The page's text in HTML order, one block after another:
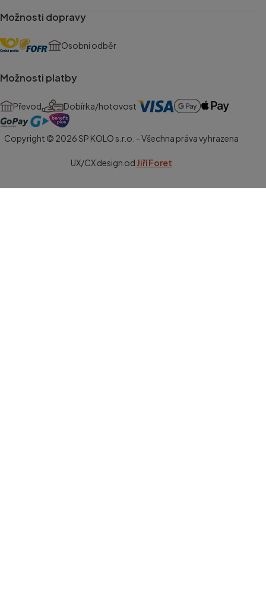
Možnosti dopravy
Osobní odběr
Možnosti platby
Převod Dobírka/hotovost
Copyright © 2026 SP KOLO s.r.o. - Všechna práva vyhrazena
UX/CX design od Jiří Foret